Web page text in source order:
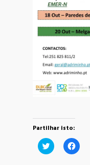
Partilhar isto:
Click
to
Click
to